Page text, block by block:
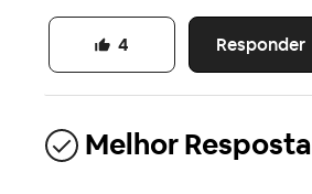
Responder
4
Melhor Resposta